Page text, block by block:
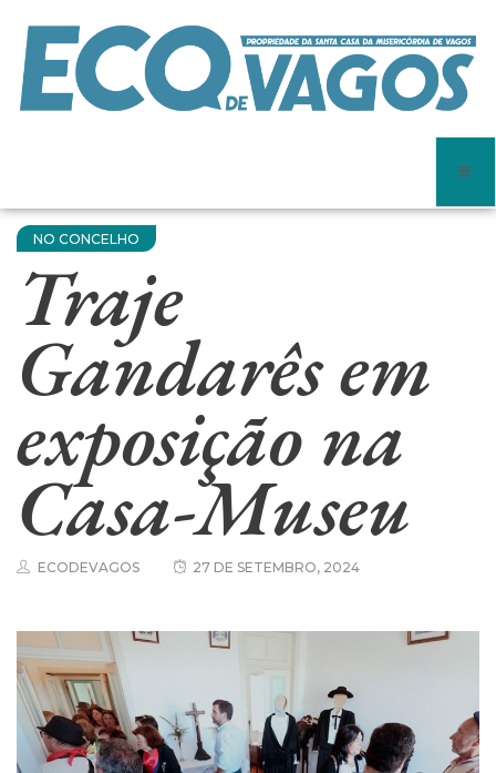
NO CONCELHO
Traje
Gandarês em
exposição na
Casa-Museu
ECODEVAGOS 27 DE SETEMBRO, 2024